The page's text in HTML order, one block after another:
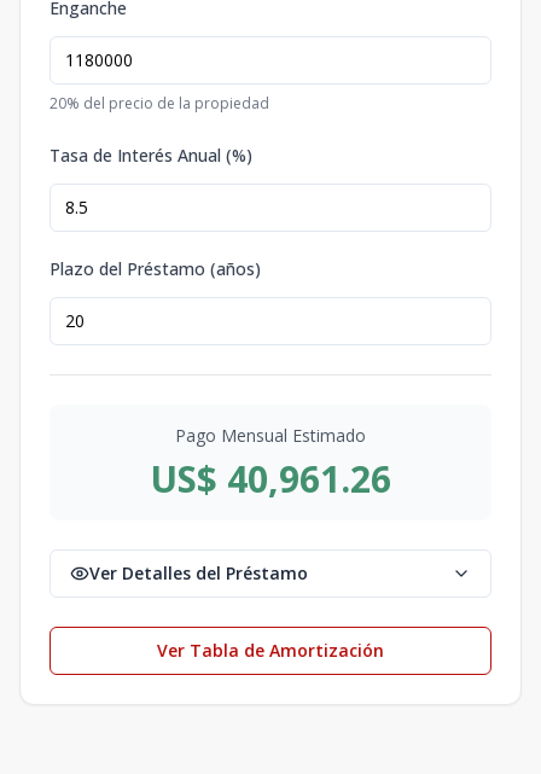
Enganche
20% del precio de la propiedad
Tasa de Interés Anual (%)
Plazo del Préstamo (años)
Pago Mensual Estimado
US$ 40,961.26
Ver Detalles del Préstamo
Ver Tabla de Amortización